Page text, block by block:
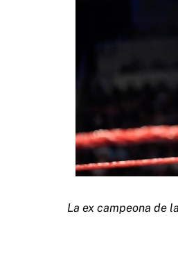
La ex campeona de